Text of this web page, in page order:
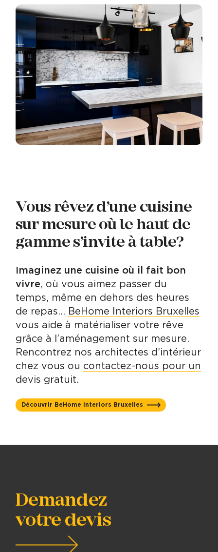
Vous rêvez d’une cuisine
sur mesure où le haut de
gamme s’invite à table?
Imaginez une cuisine où il fait bon
vivre, où vous aimez passer du
temps, même en dehors des heures
de repas… BeHome Interiors Bruxelles
vous aide à matérialiser votre rêve
grâce à l’aménagement sur mesure.
Rencontrez nos architectes d’intérieur
chez vous ou contactez-nous pour un
devis gratuit.
Découvrir BeHome Interiors Bruxelles
Demandez
votre devis